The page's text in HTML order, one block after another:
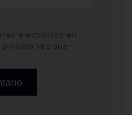
electrónico en
vez que